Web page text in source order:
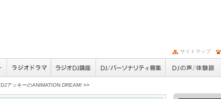
サイトマップ
DJアッキーのANIMATION DREAM! >>